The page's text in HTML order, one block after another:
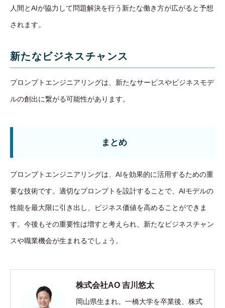
人間とAIが協力して問題解決を行う新たな働き方が広がると予想
されます。
新たなビジネスチャンス
プロンプトエンジニアリングは、新たなサービスやビジネスモデ
ルの創出に繋がる可能性があります。
まとめ
プロンプトエンジニアリングは、AIを効果的に活用するための重
要な技術です。適切なプロンプトを設計することで、AIモデルの
性能を最大限に引き出し、ビジネス価値を高めることができま
す。今後もその重要性は増すと考えられ、新たなビジネスチャン
スや職業機会が生まれるでしょう。
株式会社AO 吉川悠太
岡山県生まれ。一橋大学を卒業後、株式